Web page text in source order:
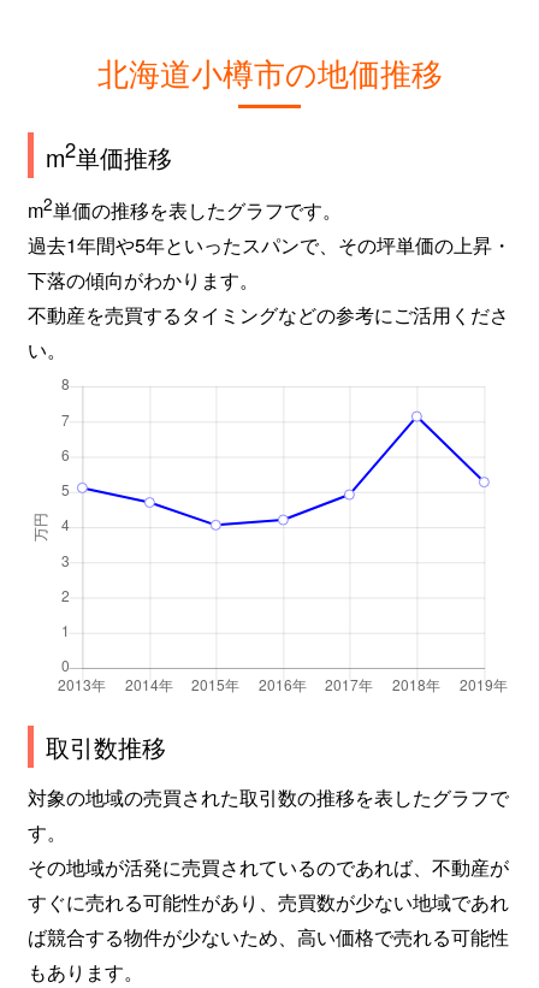
北海道小樽市の地価推移
m2単価推移
m2単価の推移を表したグラフです。
過去1年間や5年といったスパンで、その坪単価の上昇・
下落の傾向がわかります。
不動産を売買するタイミングなどの参考にご活用くださ
い。
取引数推移
対象の地域の売買された取引数の推移を表したグラフで
す。
その地域が活発に売買されているのであれば、不動産が
すぐに売れる可能性があり、売買数が少ない地域であれ
ば競合する物件が少ないため、高い価格で売れる可能性
もあります。